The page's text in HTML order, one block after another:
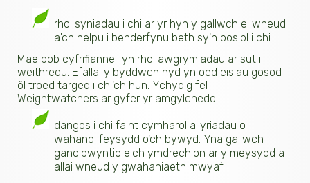
rhoi syniadau i chi ar yr hyn y gallwch ei wneud
a'ch helpu i benderfynu beth sy'n bosibl i chi.
Mae pob cyfrifiannell yn rhoi awgrymiadau ar sut i
weithredu. Efallai y byddwch hyd yn oed eisiau gosod
ôl troed targed i chi'ch hun. Ychydig fel
Weightwatchers ar gyfer yr amgylchedd!
dangos i chi faint cymharol allyriadau o
wahanol feysydd o'ch bywyd. Yna gallwch
ganolbwyntio eich ymdrechion ar y meysydd a
allai wneud y gwahaniaeth mwyaf.